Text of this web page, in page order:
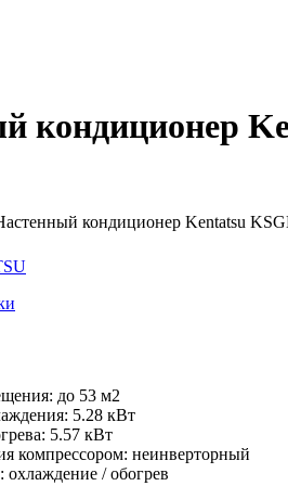
кондиционер
кондиционер Kentatsu
до 53 м2
5.28 кВт
5.57 кВт
компрессором: неинверторный
/ обогрев